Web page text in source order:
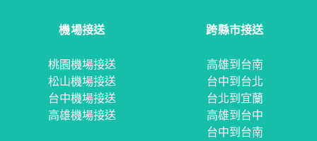
機場接送
桃園機場接送
松山機場接送
台中機場接送
高雄機場接送
跨縣市接送
高雄到台南
台中到台北
台北到宜蘭
高雄到台中
台中到台南